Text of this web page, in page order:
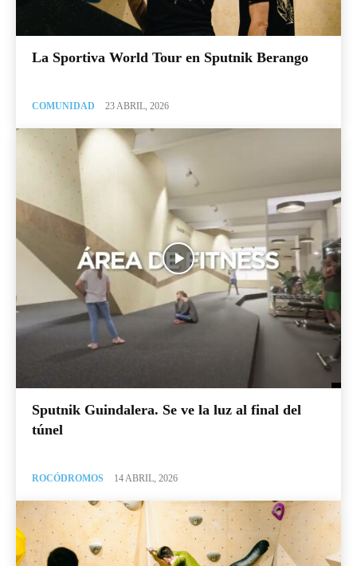
La Sportiva World Tour en Sputnik Berango
COMUNIDAD 23 ABRIL, 2026
Sputnik Guindalera. Se ve la luz al final del
túnel
ROCÓDROMOS 14 ABRIL, 2026